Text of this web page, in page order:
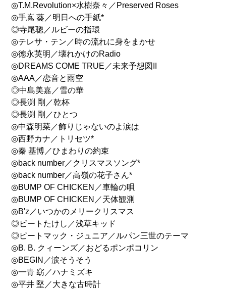
◎T.M.Revolution×水樹奈々／Preserved Roses
◎手嶌 葵／明日への手紙*
◎寺尾聰／ルビーの指環
◎テレサ・テン／時の流れに身をまかせ
◎徳永英明／壊れかけのRadio
◎DREAMS COME TRUE／未来予想図II
◎AAA／恋音と雨空
◎中島美嘉／雪の華
◎長渕 剛／乾杯
◎長渕 剛／ひとつ
◎中森明菜／飾りじゃないのよ涙は
◎西野カナ／トリセツ*
◎秦 基博／ひまわりの約束
◎back number／クリスマスソング*
◎back number／高嶺の花子さん*
◎BUMP OF CHICKEN／車輪の唄
◎BUMP OF CHICKEN／天体観測
◎B'z／いつかのメリークリスマス
◎ビートたけし／浅草キッド
◎ピートマック・ジュニア／ルパン三世のテーマ
◎B. B. クィーンズ／おどるポンポコリン
◎BEGIN／涙そうそう
◎一青 窈／ハナミズキ
◎平井 堅／大きな古時計